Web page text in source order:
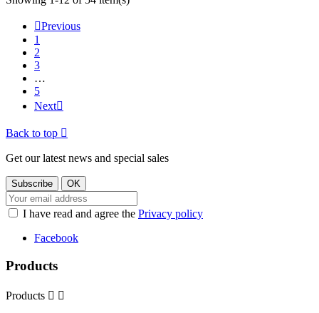
Previous
1
2
3
…
5
Next
Back to top 
Get our latest news and special sales
I have read and agree the Privacy policy
Facebook
Products
Products  